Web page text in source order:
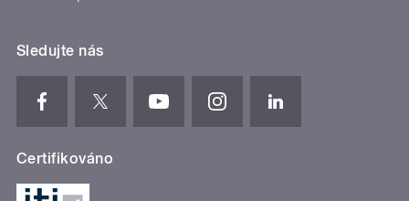
Sledujte nás
Certifikováno